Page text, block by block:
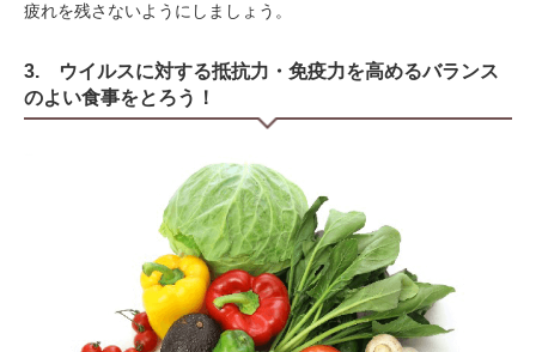
疲れを残さないようにしましょう。
3. ウイルスに対する抵抗力・免疫力を高めるバランス
のよい食事をとろう！